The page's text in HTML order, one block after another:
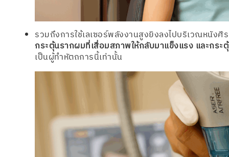
รวมถึงการใช้เลเซอร์พลังงานสูงยิงลงไปบริเวณหนัง
กระตุ้นรากผมที่เสื่อมสภาพให้กลับมาแข็งแรง และกระ
เป็นผู้ทำหัตถการนี้เท่านั้น